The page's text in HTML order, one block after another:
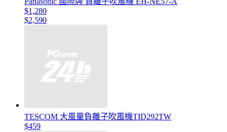
$1,280
$2,590
TESCOM 大風量負離子吹風機TID292TW
$459